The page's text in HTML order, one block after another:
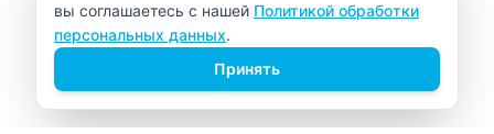
вы соглашаетесь с нашей Политикой обработки
персональных данных.
Принять